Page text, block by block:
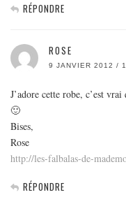
RÉPONDRE
ROSE
9 JANVIER 2012 /
J’adore cette robe, c’est
🙂
Bises,
Rose
http://les-falbalas-de-
RÉPONDRE